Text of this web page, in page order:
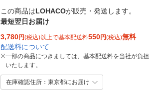
この商品はLOHACOが販売・発送します。
最短翌日お届け
3,780円(税込)以上で基本配送料550円(税込)無料
配送料について
※一部の商品につきましては、基本配送料を当社が負担
いたします。
在庫確認住所：東京都にお届け